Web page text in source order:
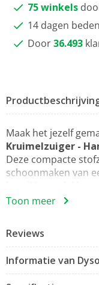
75 winkels
14 dagen
Door36.493
Maak het jezelf
Kruimelzuiger -
Deze compacte
schoonmaken van
Zeer efficiënte
van de deeltjes zo
allergenen en
2 Tier RadialTM
Toon meer
Reviews
Informatie van